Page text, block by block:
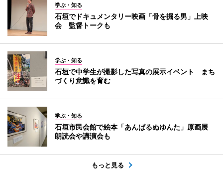
学ぶ・知る
石垣でドキュメンタリー映画「骨を掘る男」上映
会 監督トークも
学ぶ・知る
石垣で中学生が撮影した写真の展示イベント まち
づくり意識を育む
学ぶ・知る
石垣市民会館で絵本「あんぱるぬゆんた」原画展
朗読会や講演会も
もっと見る